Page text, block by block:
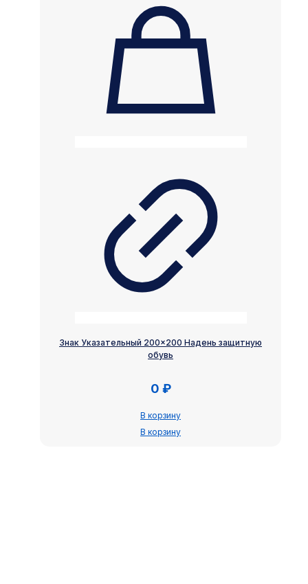
Знак Указательный 200×200 Надень защитную
обувь
0 ₽
В корзину
В корзину